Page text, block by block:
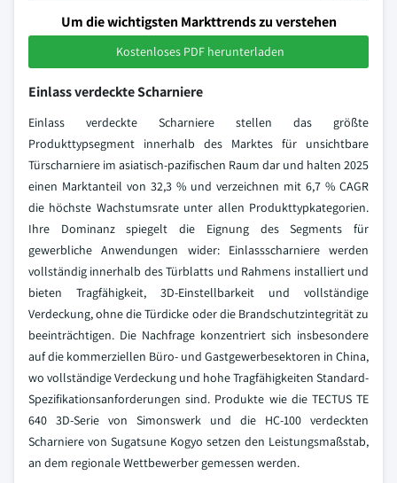
Um die wichtigsten Markttrends zu verstehen
Kostenloses PDF herunterladen
Einlass verdeckte Scharniere
Einlass verdeckte Scharniere stellen das größte
Produkttypsegment innerhalb des Marktes für unsichtbare
Türscharniere im asiatisch-pazifischen Raum dar und halten 2025
einen Marktanteil von 32,3 % und verzeichnen mit 6,7 % CAGR
die höchste Wachstumsrate unter allen Produkttypkategorien.
Ihre Dominanz spiegelt die Eignung des Segments für
gewerbliche Anwendungen wider: Einlassscharniere werden
vollständig innerhalb des Türblatts und Rahmens installiert und
bieten Tragfähigkeit, 3D-Einstellbarkeit und vollständige
Verdeckung, ohne die Türdicke oder die Brandschutzintegrität zu
beeinträchtigen. Die Nachfrage konzentriert sich insbesondere
auf die kommerziellen Büro- und Gastgewerbesektoren in China,
wo vollständige Verdeckung und hohe Tragfähigkeiten Standard-
Spezifikationsanforderungen sind. Produkte wie die TECTUS TE
640 3D-Serie von Simonswerk und die HC-100 verdeckten
Scharniere von Sugatsune Kogyo setzen den Leistungsmaßstab,
an dem regionale Wettbewerber gemessen werden.